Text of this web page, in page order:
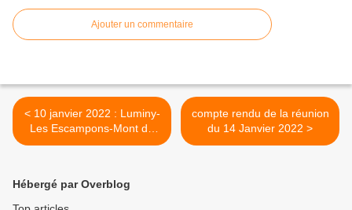
Ajouter un commentaire
< 10 janvier 2022 : Luminy-
Les Escampons-Mont de
Luminy
compte rendu de la réunion
du 14 Janvier 2022 >
Hébergé par Overblog